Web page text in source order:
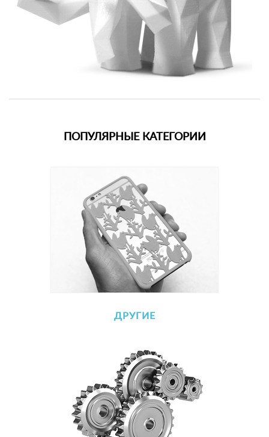
ПОПУЛЯРНЫЕ КАТЕГОРИИ
ДРУГИЕ